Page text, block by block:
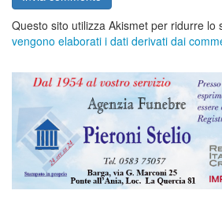
Questo sito utilizza Akismet per ridurre lo
vengono elaborati i dati derivati dai